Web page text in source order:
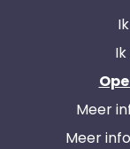
Meer
Meer